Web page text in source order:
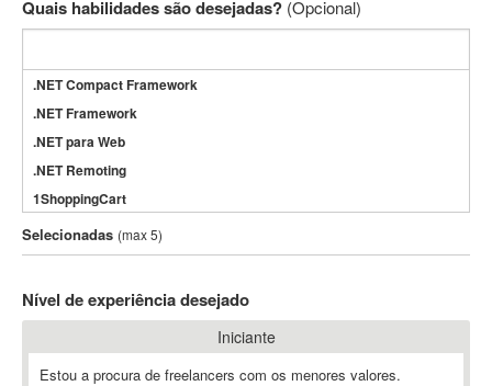
Quais habilidades são desejadas? (Opcional)
.NET Compact Framework
.NET Framework
.NET para Web
.NET Remoting
1ShoppingCart
3DS Max
3GSM
802.11
A-GPS
Selecionadas (max 5)
Nível de experiência desejado
Iniciante
Estou a procura de freelancers com os menores valores.